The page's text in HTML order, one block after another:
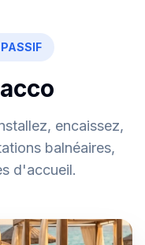
encaissez,
balnéaires,
d'accueil.